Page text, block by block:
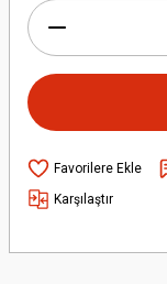
Karşılaştır